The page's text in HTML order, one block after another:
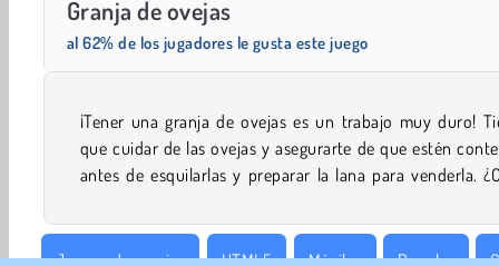
Trollface Quest: USA 2
Granja de ovejas
al 62% de los jugadores le gusta este juego
¡Tener una granja de ovejas es un trabajo muy duro!
que cuidar de las ovejas y asegurarte de que estén
antes de esquilarlas y preparar la lana para venderla.
que podrás con todas estas responsabilidades en
Juegos de granjas HTML5 Móviles Popular